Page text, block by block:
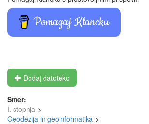
Pomagaj Klancku
Dodaj datoteko
Smer:
I. stopnja
Geodezija in geoinformatika